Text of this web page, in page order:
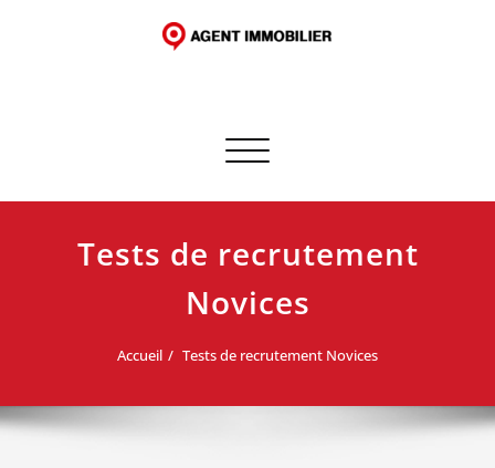
Afficher/masquer la navigation
Tests de recrutement
Novices
Accueil Tests de recrutement Novices